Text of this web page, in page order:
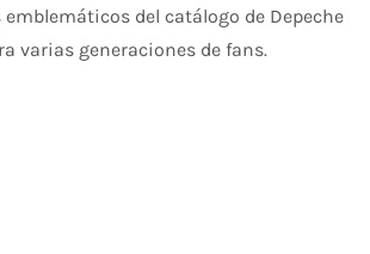
del catálogo de Depeche
varias generaciones de fans.